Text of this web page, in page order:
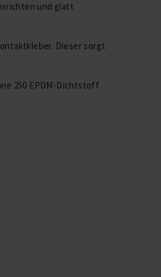
und glatt
Dieser sorgt
250 EPDM-Dichtstoff